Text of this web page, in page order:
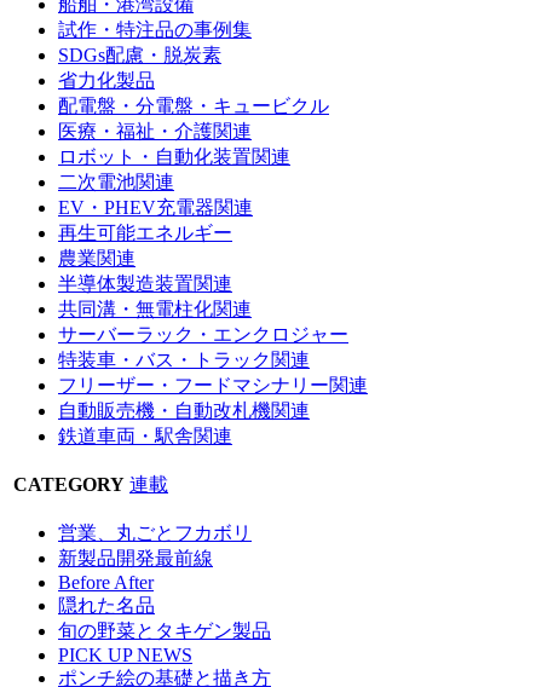
船舶・港湾設備
試作・特注品の事例集
SDGs配慮・脱炭素
省力化製品
配電盤・分電盤・キュービクル
医療・福祉・介護関連
ロボット・自動化装置関連
二次電池関連
EV・PHEV充電器関連
再生可能エネルギー
農業関連
半導体製造装置関連
共同溝・無電柱化関連
サーバーラック・エンクロジャー
特装車・バス・トラック関連
フリーザー・フードマシナリー関連
自動販売機・自動改札機関連
鉄道車両・駅舎関連
CATEGORY 連載
営業、丸ごとフカボリ
新製品開発最前線
Before After
隠れた名品
旬の野菜とタキゲン製品
PICK UP NEWS
ポンチ絵の基礎と描き方